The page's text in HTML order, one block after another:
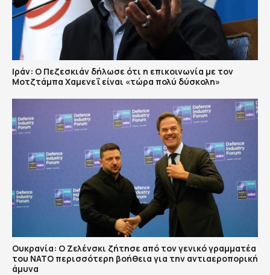
Ιράν: Ο Πεζεσκιάν δήλωσε ότι η επικοινωνία με τον
Μοτζτάμπα Χαμενεΐ είναι «τώρα πολύ δύσκολη»
Ουκρανία: Ο Ζελένσκι ζήτησε από τον γενικό γραμματέα
του ΝΑΤΟ περισσότερη βοήθεια για την αντιαεροπορική
άμυνα